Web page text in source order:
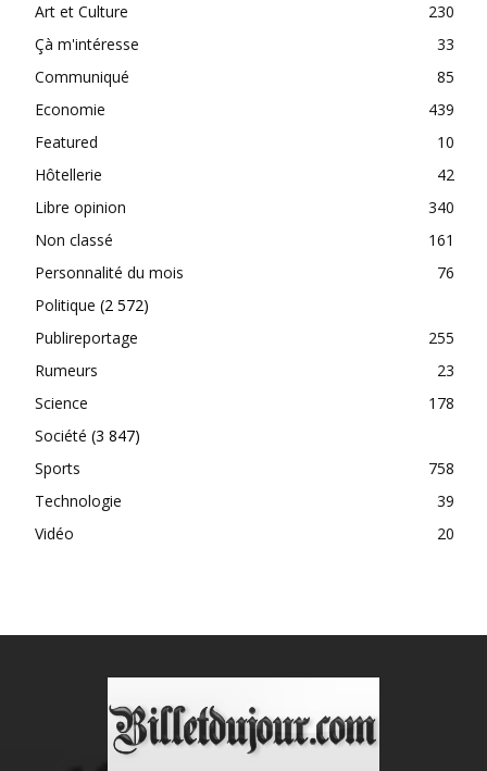
Art et Culture
230
Çà m'intéresse
33
Communiqué
85
Economie
439
Featured
10
Hôtellerie
42
Libre opinion
340
Non classé
161
Personnalité du mois
76
Politique (2 572)
Publireportage
255
Rumeurs
23
Science
178
Société (3 847)
Sports
758
Technologie
39
Vidéo
20